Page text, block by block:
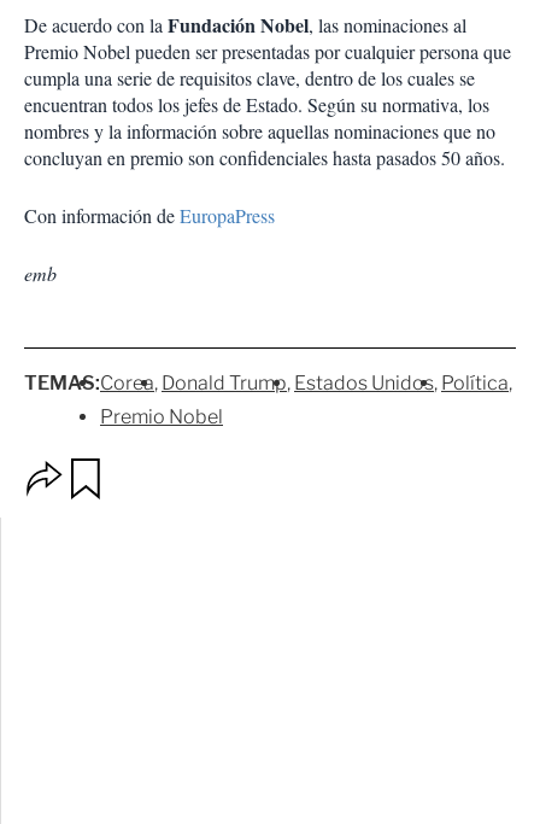
De acuerdo con laFundación Nobel, las nominaciones al
Premio Nobel pueden ser presentadas por cualquier persona que
cumpla una serie de requisitos clave, dentro de los cuales se
encuentran todos los jefes de Estado. Según su normativa, los
nombres y la información sobre aquellas nominaciones que no
concluyan en premio son confidenciales hasta pasados 50 años.
Con información deEuropaPress
emb
TEMAS:Corea Donald Trump Estados Unidos Política
Premio Nobel